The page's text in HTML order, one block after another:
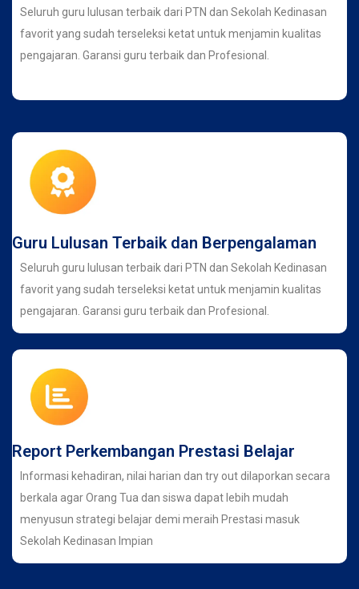
Seluruh guru lulusan terbaik dari PTN dan Sekolah Kedinasan
favorit yang sudah terseleksi ketat untuk menjamin kualitas
pengajaran. Garansi guru terbaik dan Profesional.
Guru Lulusan Terbaik dan Berpengalaman
Seluruh guru lulusan terbaik dari PTN dan Sekolah Kedinasan
favorit yang sudah terseleksi ketat untuk menjamin kualitas
pengajaran. Garansi guru terbaik dan Profesional.
Report Perkembangan Prestasi Belajar
Informasi kehadiran, nilai harian dan try out dilaporkan secara
berkala agar Orang Tua dan siswa dapat lebih mudah
menyusun strategi belajar demi meraih Prestasi masuk
Sekolah Kedinasan Impian